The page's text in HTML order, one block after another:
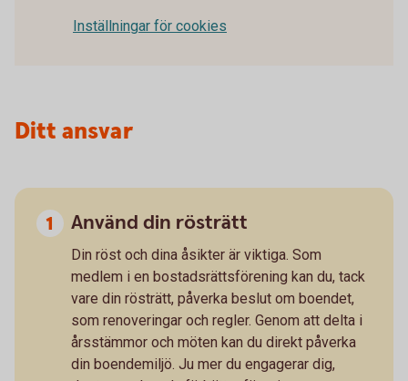
Inställningar för cookies
Ditt ansvar
Använd din rösträtt
Din röst och dina åsikter är viktiga. Som
medlem i en bostadsrättsförening kan du, tack
vare din rösträtt, påverka beslut om boendet,
som renoveringar och regler. Genom att delta i
årsstämmor och möten kan du direkt påverka
din boendemiljö. Ju mer du engagerar dig,